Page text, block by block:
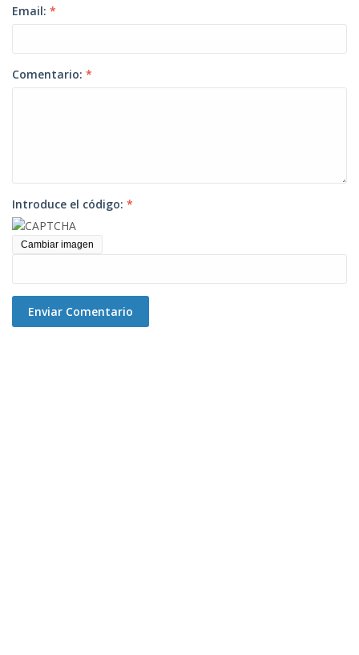
Email: *
Comentario: *
Introduce el código: *
Cambiar imagen
Enviar Comentario